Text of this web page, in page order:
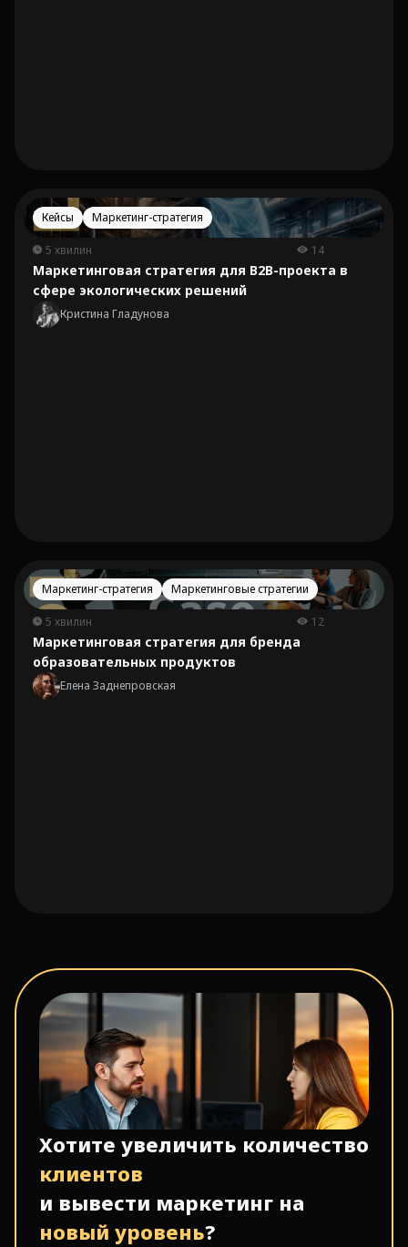
Кейсы Маркетинг-стратегия
5 хвилин 14
Маркетинговая стратегия для B2B-проекта в
сфере экологических решений
Кристина Гладунова
Маркетинг-стратегия Маркетинговые стратегии
5 хвилин 12
Маркетинговая стратегия для бренда
образовательных продуктов
Елена Заднепровская
Хотите увеличить количество
клиентов
и вывести маркетинг на
новый уровень?